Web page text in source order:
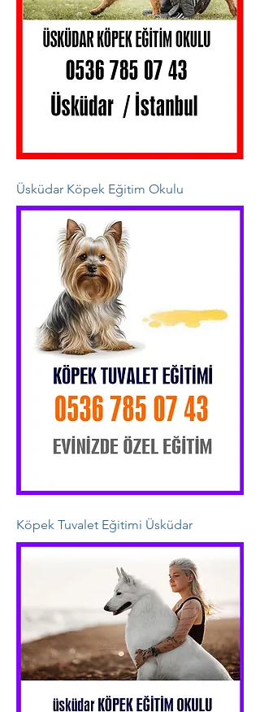
Üsküdar Köpek Eğitim Okulu
Köpek Tuvalet Eğitimi Üsküdar